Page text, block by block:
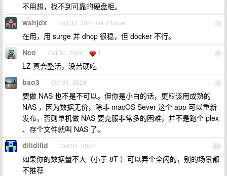
不用想，找不到可靠的硬盘柜。
7
wshjdx Oct 30, 2024 via iPhone
在用，用 surge 并 dhcp 很稳，但 docker 不行。
8
Neo Oct 30, 2024 1
LZ 真会整活，没苦硬吃
9
bao3 Oct 31, 2024
要做 NAS 也不是不可以。但你是小白的话，更应该用成熟的
NAS ，因为数据无价，除非 macOS Sever 这个 app 可以重新
发布，否则单机做 NAS 要克服非常多的困难，并不是跑个 plex
、存个文件就叫 NAS 了。
10
dilidilid Oct 31, 2024
如果你的数据量不大（小于 8T ）可以弄个全闪的，别的场景都
不推荐